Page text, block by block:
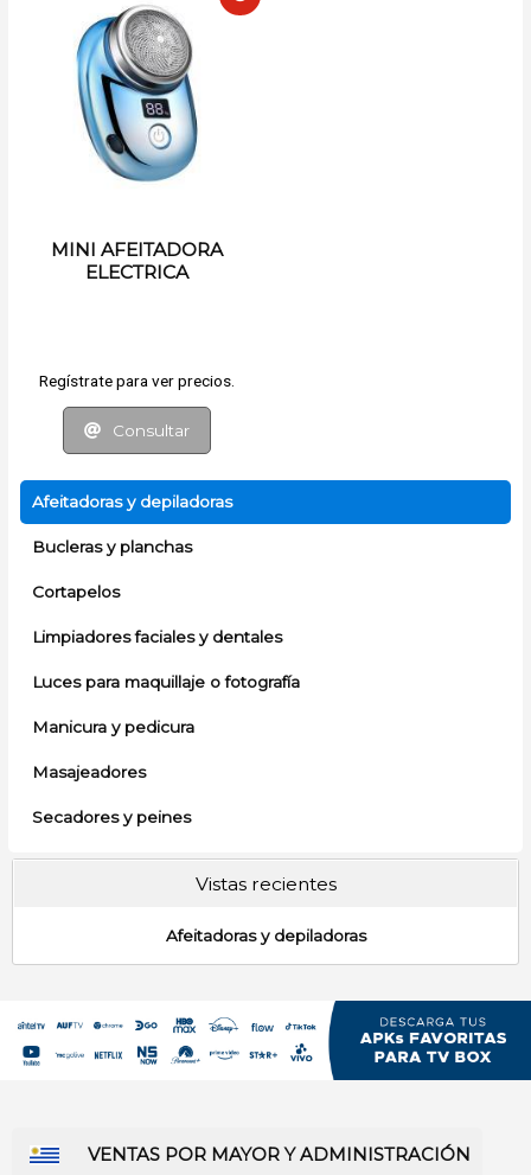
Afeitadoras y depiladoras
Bucleras y planchas
Cortapelos
Limpiadores faciales y dentales
Luces para maquillaje o fotografía
Manicura y pedicura
Masajeadores
Secadores y peines
MINI AFEITADORA
ELECTRICA
Regístrate para ver precios.
Consultar
Vistas recientes
Afeitadoras y depiladoras
VENTAS POR MAYOR Y ADMINISTRACIÓN